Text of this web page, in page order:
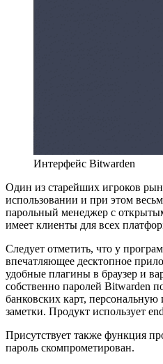
Интерфейс Bitwarden
Один из старейших игроков
использовании и при этом
парольный менеджер с
имеет клиенты для всех
Следует отметить, что у
впечатляющее десктопное
удобные плагины в браузер и
собственно паролей Bitwarden
банковских карт,
заметки. Продукт использует
Присутствует также функция
пароль скомпрометирован.